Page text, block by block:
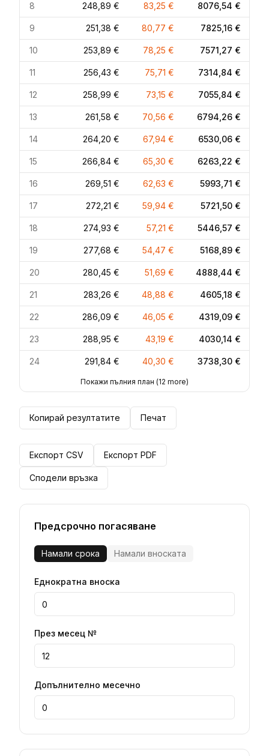
8 248,89 € 83,25 € 8076,54 €
9 251,38 € 80,77 € 7825,16 €
10 253,89 € 78,25 € 7571,27 €
11 256,43 € 75,71 € 7314,84 €
12 258,99 € 73,15 € 7055,84 €
13 261,58 € 70,56 € 6794,26 €
14 264,20 € 67,94 € 6530,06 €
15 266,84 € 65,30 € 6263,22 €
16 269,51 € 62,63 € 5993,71 €
17 272,21 € 59,94 € 5721,50 €
18 274,93 € 57,21 € 5446,57 €
19 277,68 € 54,47 € 5168,89 €
20 280,45 € 51,69 € 4888,44 €
21 283,26 € 48,88 € 4605,18 €
22 286,09 € 46,05 € 4319,09 €
23 288,95 € 43,19 € 4030,14 €
24 291,84 € 40,30 € 3738,30 €
Покажи пълния план (12 more)
Копирай резултатите Печат
Експорт CSV Експорт PDF
Сподели връзка
Предсрочно погасяване
Намали срока Намали вноската
Еднократна вноска
През месец №
Допълнително месечно